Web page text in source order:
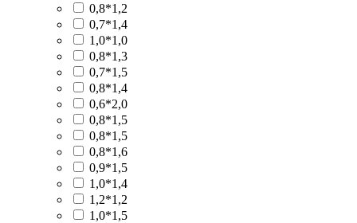
0,8*1,2
0,7*1,4
1,0*1,0
0,8*1,3
0,7*1,5
0,8*1,4
0,6*2,0
0,8*1,5
0,8*1,5
0,8*1,6
0,9*1,5
1,0*1,4
1,2*1,2
1,0*1,5